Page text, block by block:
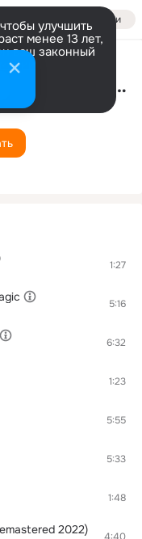
Войти
улучшить
менее 13 лет,
ваш законный
The Arrival of Baphomet
1:27
5:16
6:32
1:23
5:55
5:33
1:48
2022)